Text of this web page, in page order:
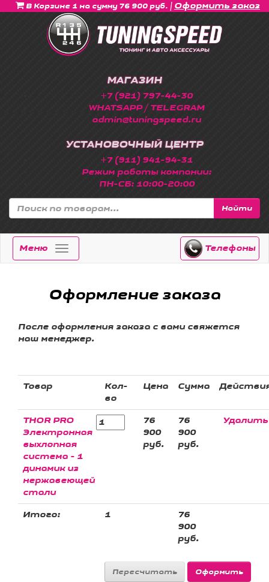
В Корзине 1 на сумму 76 900 руб. | Оформить заказ
МАГАЗИН
+7 (921) 797-44-30
WHATSAPP / TELEGRAM
admin@tuningspeed.ru
УСТАНОВОЧНЫЙ ЦЕНТР
+7 (911) 941-94-31
Режим работы компании:
ПН-СБ: 10:00-20:00
Найти
Меню Телефоны
Оформление заказа
После оформления заказа с вами свяжется
наш менеджер.
Товар
Кол-
во
Цена Сумма
THOR PRO
Электронная
выхлопная
система - 1
динамик из
нержавеющей
стали
76
900
руб.
76
900
руб.
Удалить
Итого: 1
76
900
руб.